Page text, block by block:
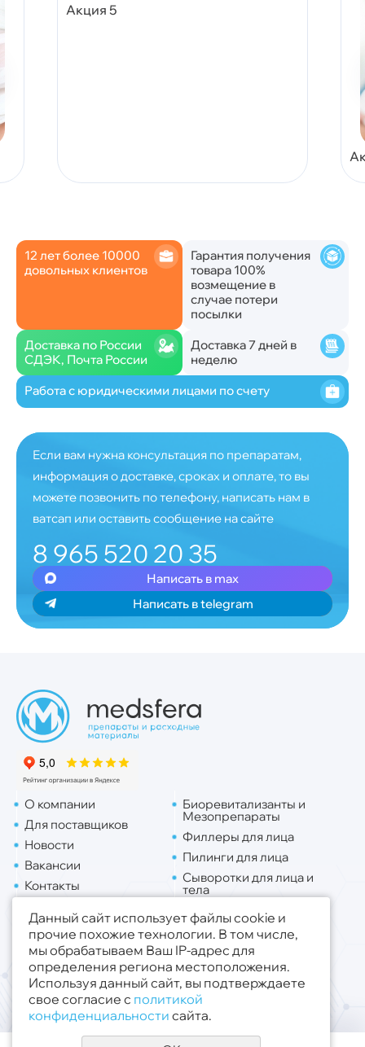
Акция 5
12 лет более 10000
довольных клиентов
Гарантия получения
товара 100%
возмещение в
случае потери
посылки
Доставка по России
СДЭК, Почта России
Доставка 7 дней в
неделю
Работа с юридическими лицами по счету
Если вам нужна консультация по препаратам,
информация о доставке, сроках и оплате, то вы
можете позвонить по телефону, написать нам в
ватсап или оставить сообщение на сайте
8 965 520 20 35
Написать в max
Написать в telegram
О компании
Для поставщиков
Новости
Вакансии
Контакты
Биоревитализанты и
Мезопрепараты
Филлеры для лица
Пилинги для лица
Сыворотки для лица и
тела
Липо. для лица
Липо. для тела
Публичная оферта
Политика конфиденциальности
© 2019 - 2026 ООО «Медсфера Трейд»
Все права защищены
Данный сайт использует файлы cookie и
прочие похожие технологии. В том числе,
мы обрабатываем Ваш IP-адрес для
определения региона местоположения.
Используя данный сайт, вы подтверждаете
свое согласие с политикой
конфиденциальности сайта.